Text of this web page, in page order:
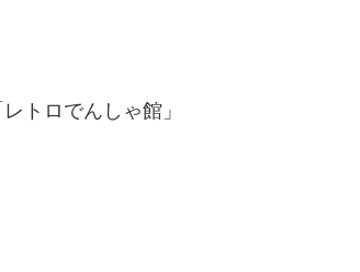
トロでんしゃ館」